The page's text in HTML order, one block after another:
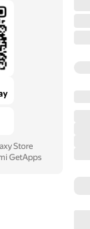
Store
GetApps